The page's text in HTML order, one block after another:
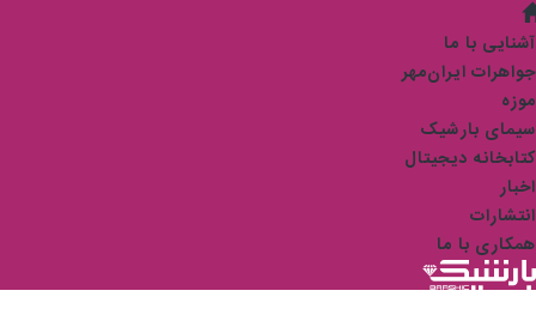
آشنایی با ما
جواهرات ایران‌مهر
موزه
سیمای بارشیک
کتابخانه دیجیتال
اخبار
انتشارات
همکاری با ما